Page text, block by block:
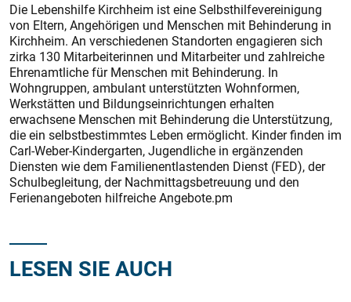
Die Lebenshilfe Kirchheim ist eine Selbsthilfevereinigung
von Eltern, Angehörigen und Menschen mit Behinderung in
Kirchheim. An verschiedenen Standorten engagieren sich
zirka 130 Mitarbeiterinnen und Mitarbeiter und zahlreiche
Ehrenamtliche für Menschen mit Behinderung. In
Wohngruppen, ambulant unterstützten Wohnformen,
Werkstätten und Bildungseinrichtungen erhalten
erwachsene Menschen mit Behinderung die Unterstützung,
die ein selbstbestimmtes Leben ermöglicht. Kinder finden im
Carl-Weber-Kindergarten, Jugendliche in ergänzenden
Diensten wie dem Familienentlastenden Dienst (FED), der
Schulbegleitung, der Nachmittagsbetreuung und den
Ferienangeboten hilfreiche Angebote.pm
LESEN SIE AUCH